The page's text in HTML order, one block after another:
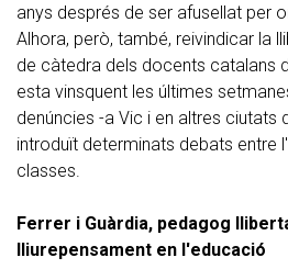
anys després de ser afusellat per
Alhora, però, també, reivindicar la
de càtedra dels docents catalans
esta vinsquent les últimes
denúncies -a Vic i en altres ciutats
introduït determinats debats entre
classes.
Ferrer i Guàrdia, pedagog
lliurepensament en l'educació